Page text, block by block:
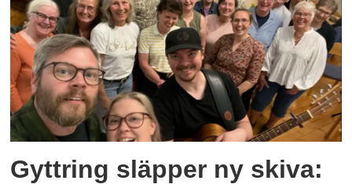
Gyttring släpper ny skiva: